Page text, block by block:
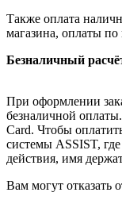
Также оплата
магазина, оплаты по
Безналичный
При оформлении
безналичной
Card. Чтобы
системы ASSIST,
действия, имя
Вам могут отказать